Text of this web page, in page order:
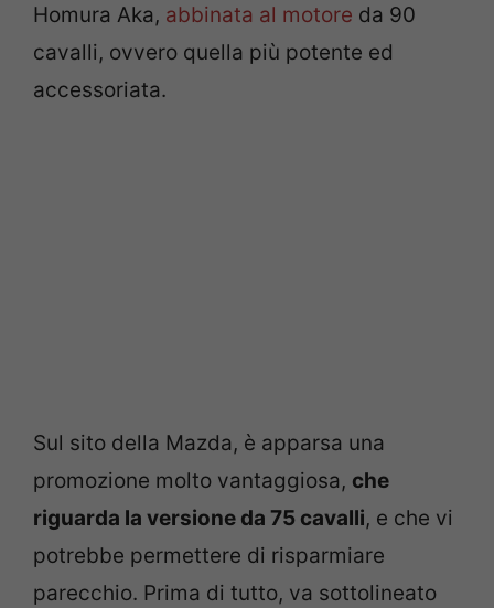
Homura Aka, abbinata al motore da 90
cavalli, ovvero quella più potente ed
accessoriata.
Sul sito della Mazda, è apparsa una
promozione molto vantaggiosa, che
riguarda la versione da 75 cavalli, e che vi
potrebbe permettere di risparmiare
parecchio. Prima di tutto, va sottolineato